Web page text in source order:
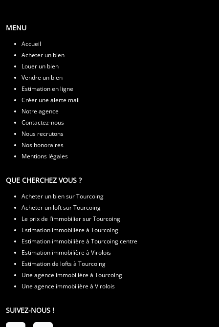
MENU
Accueil
Acheter un bien
Louer un bien
Vendre un bien
Estimation en ligne
Créer une alerte mail
Notre agence
Contactez-nous
Nous recrutons
Nos honoraires
Mentions légales
QUE CHERCHEZ VOUS ?
Acheter un bien sur Tourcoing
Acheter un loft sur Tourcoing
Le prix de l’immobilier sur Tourcoing
Estimation immobilière à Tourcoing
Estimation immobilière à Tourcoing centre
Estimation immobilière à Virolois
Estimation de lofts à Tourcoing
Une agence immobilière à Tourcoing
Une agence immobilière à Virolois
SUIVEZ-NOUS !